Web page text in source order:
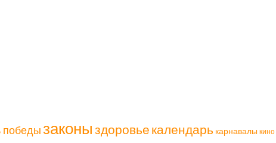
победызаконыздоровье календарь карнавалы кино